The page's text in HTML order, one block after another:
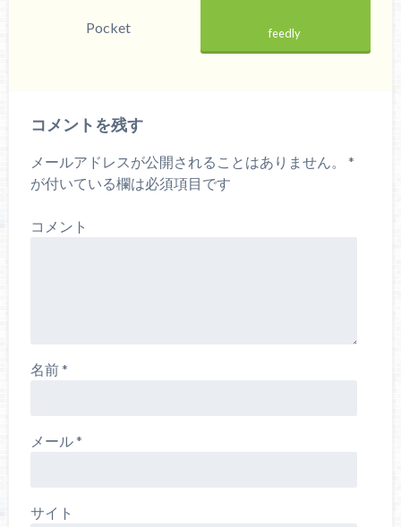
Pocket feedly
コメントを残す
メールアドレスが公開されることはありません。
*
が付いている欄は必須項目です
コメント
名前*
メール*
サイト